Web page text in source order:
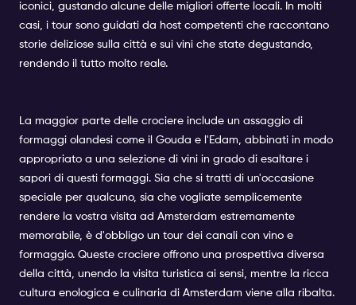
iconici, gustando alcune delle migliori offerte locali. In molti
casi, i tour sono guidati da host competenti che raccontano
storie deliziose sulla città e sui vini che state degustando,
rendendo il tutto molto reale.
La maggior parte delle crociere include un assaggio di
formaggi olandesi come il Gouda e l'Edam, abbinati in modo
appropriato a una selezione di vini in grado di esaltare i
sapori di questi formaggi. Sia che si tratti di un'occasione
speciale per qualcuno, sia che vogliate semplicemente
rendere la vostra visita ad Amsterdam estremamente
memorabile, è d'obbligo un tour dei canali con vino e
formaggio. Queste crociere offrono una prospettiva diversa
della città, unendo la visita turistica ai sensi, mentre la ricca
cultura enologica e culinaria di Amsterdam viene alla ribalta.